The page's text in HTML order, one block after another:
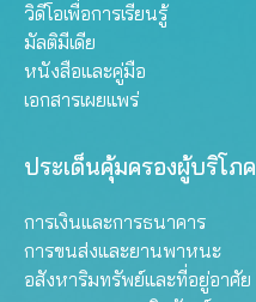
วิดีโอเพื่อการเรียนรู้
มัลติมีเดีย
หนังสือและคู่มือ
เอกสารเผยแพร่
ประเด็นคุ้มครองผู้บริโภค
การเงินและการธนาคาร
การขนส่งและยานพาหนะ
อสังหาริมทรัพย์และที่อยู่อาศัย